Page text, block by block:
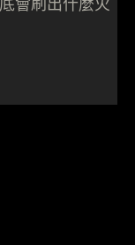
會刷出什麼火